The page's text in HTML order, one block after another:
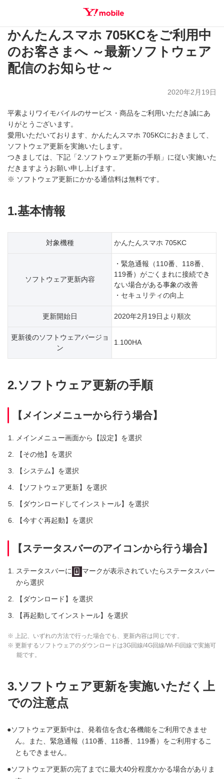
SEARCH
かんたんスマホ 705KCをご利用中
のお客さまへ ～最新ソフトウェア
配信のお知らせ～
2020年2月19日
平素よりワイモバイルのサービス・商品をご利用いただき誠にあ
りがとうございます。
愛用いただいております、かんたんスマホ 705KCにおきまして、
ソフトウェア更新を実施いたします。
つきましては、下記「2.ソフトウェア更新の手順」に従い実施いた
だきますようお願い申し上げます。
※ ソフトウェア更新にかかる通信料は無料です。
1.基本情報
対象機種 かんたんスマホ 705KC
ソフトウェア更新内容
・緊急通報（110番、118番、
119番）がごくまれに接続でき
ない場合がある事象の改善
・セキュリティの向上
更新開始日 2020年2月19日より順次
更新後のソフトウェアバージョ
ン
1.100HA
2.ソフトウェア更新の手順
【メインメニューから行う場合】
メインメニュー画面から【設定】を選択
【その他】を選択
【システム】を選択
【ソフトウェア更新】を選択
【ダウンロードしてインストール】を選択
【今すぐ再起動】を選択
【ステータスバーのアイコンから行う場合】
ステータスバーに
マークが表示されていたらステータスバー
から選択
【ダウンロード】を選択
【再起動してインストール】を選択
※ 上記、いずれの方法で行った場合でも、更新内容は同じです。
※ 更新するソフトウェアのダウンロードは3G回線/4G回線/Wi-Fi回線で実施可
能です。
3.ソフトウェア更新を実施いただく上
での注意点
ソフトウェア更新中は、発着信を含む各機能をご利用できませ
ん。また、緊急通報（110番、118番、119番）をご利用するこ
ともできません。
ソフトウェア更新の完了までに最大40分程度かかる場合がありま